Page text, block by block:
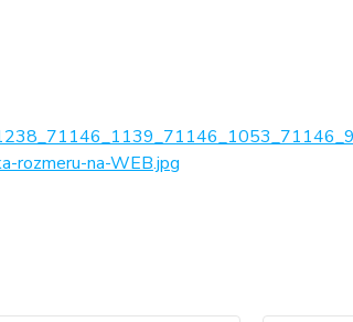
rozmeru-na-WEB.jpg